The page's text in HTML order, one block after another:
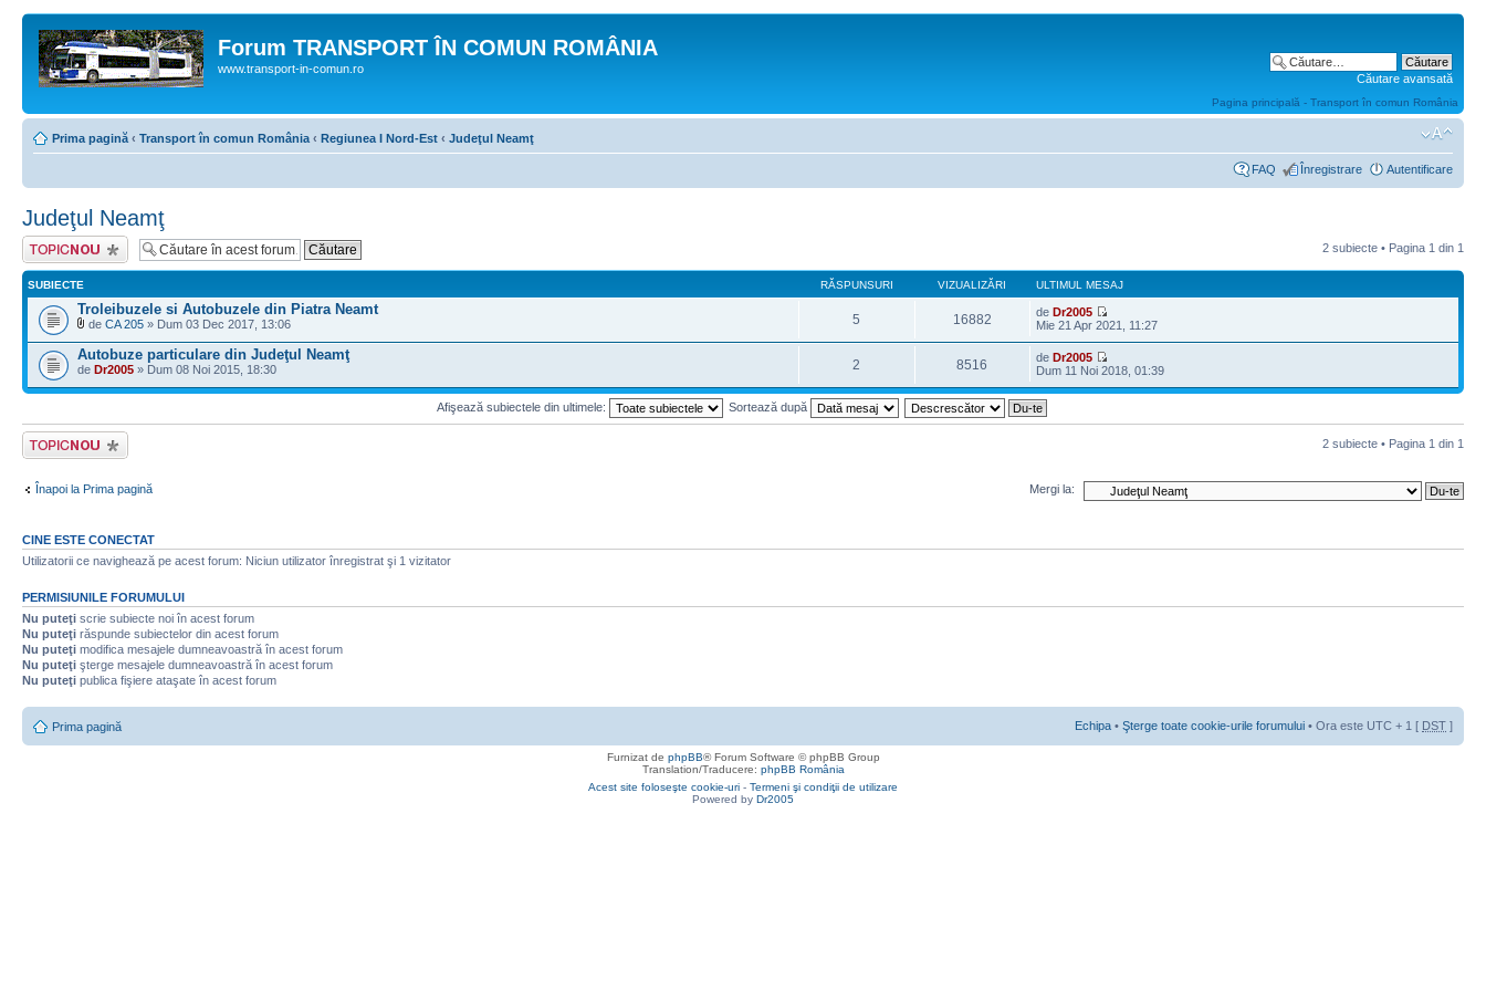
Forum TRANSPORT ÎN COMUN ROMÂNIA
www.transport-in-comun.ro
Căutare avansată
Pagina principală - Transport în comun România
Prima pagină ‹ Transport în comun România ‹ Regiunea I Nord-Est ‹ Judeţul Neamţ
FAQ Înregistrare Autentificare
Judeţul Neamţ
Scrie un subiect
nou
2 subiecte • Pagina 1 din 1
SUBIECTE RĂSPUNSURI VIZUALIZĂRI ULTIMUL MESAJ
Troleibuzele si Autobuzele din Piatra Neamt
de CA 205 » Dum 03 Dec 2017, 13:06 5 16882 deDr2005
Mie 21 Apr 2021, 11:27
Autobuze particulare din Judeţul Neamţ
de Dr2005 » Dum 08 Noi 2015, 18:30 2 8516 deDr2005
Dum 11 Noi 2018, 01:39
Afişează subiectele din ultimele: Sortează după
Scrie un subiect
nou
2 subiecte • Pagina 1 din 1
Înapoi la Prima pagină Mergi la:
CINE ESTE CONECTAT
Utilizatorii ce navighează pe acest forum: Niciun utilizator înregistrat şi 1 vizitator
PERMISIUNILE FORUMULUI
Nu puteţi scrie subiecte noi în acest forum
Nu puteţi răspunde subiectelor din acest forum
Nu puteţi modifica mesajele dumneavoastră în acest forum
Nu puteţi şterge mesajele dumneavoastră în acest forum
Nu puteţi publica fişiere ataşate în acest forum
Prima pagină Echipa • Şterge toate cookie-urile forumului • Ora este UTC + 1 [ DST ]
Furnizat de phpBB® Forum Software © phpBB Group
Translation/Traducere: phpBB România
Acest site foloseşte cookie-uri - Termeni şi condiţii de utilizare
Powered by Dr2005